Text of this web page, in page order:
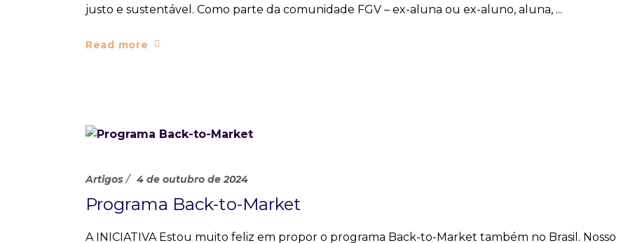
justo e sustentável. Como parte da comunidade FGV – ex-aluna ou ex-aluno, aluna,
Read more
Artigos 4 de outubro de 2024
Programa Back-to-Market
A INICIATIVA Estou muito feliz em propor o programa Back-to-Market também no Brasil. Nosso